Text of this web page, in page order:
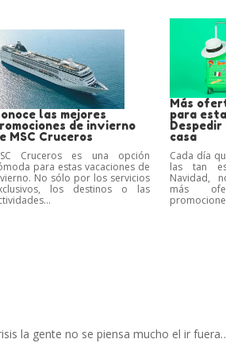
las mejores
de invierno
MSC Cruceros
Cruceros es una opción
para estas vacaciones de
No sólo por los servicios
los destinos o las
Más
para
casa
Cada día
las tan
Navidad,
más
la gente no se piensa mucho el ir